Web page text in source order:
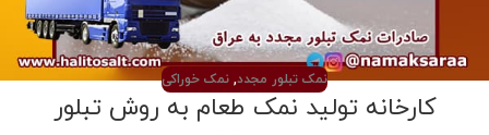
نمک تبلور مجدد, نمک خوراکی
کارخانه تولید نمک طعام به روش تبلور